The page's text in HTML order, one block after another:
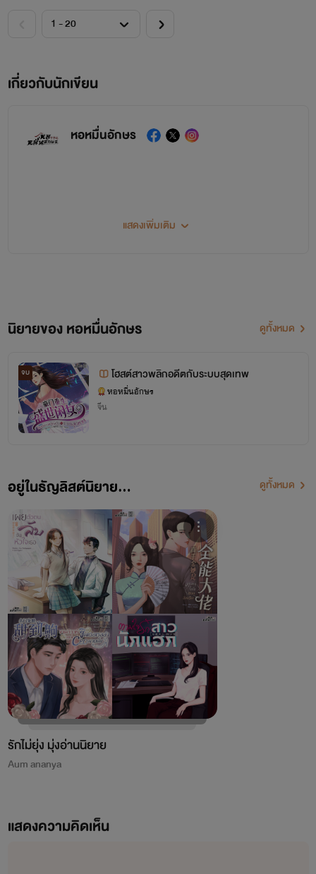
เกี่ยวกับนักเขียน
หอหมื่นอักษร
โปรเจกต์ "หอหมื่นอักษร" เป็นโปรเจกต์ที่ซื้อลิขสิทธิ์นิยายออนไลน์มาอย่างถูกต้อง
เผยแพร่อย่างเป็นทางการโดย OokbeeU และ China Literature
เจ้าของลิขสิทธิ์ต้นฉบับ China Literature
มาอย่างเต็มความสามารถโดยผ่านการเรียบเรียงและกลั่นกรองด้วยความตั้งใจของเหล่านักแปล เพื่อ
แสดงเพิ่มเติม
นิยายของ หอหมื่นอักษร ดูทั้งหมด
จบ โฮสต์สาวพลิกอดีตกับระบบสุดเทพ
หอหมื่นอักษร
จีน
อยู่ในธัญลิสต์นิยาย... ดูทั้งหมด
รักไม่ยุ่ง มุ่งอ่านนิยาย
Aum ananya
แสดงความคิดเห็น